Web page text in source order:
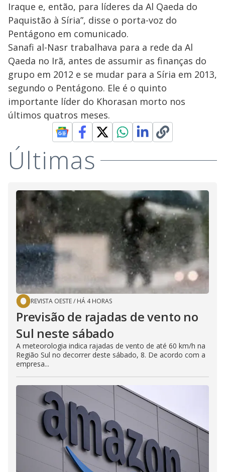
Iraque e, então, para líderes da Al Qaeda do
Paquistão à Síria”, disse o porta-voz do
Pentágono em comunicado.
Sanafi al-Nasr trabalhava para a rede da Al
Qaeda no Irã, antes de assumir as finanças do
grupo em 2012 e se mudar para a Síria em 2013,
segundo o Pentágono. Ele é o quinto
importante líder do Khorasan morto nos
últimos quatros meses.
Últimas
REVISTA OESTE/ HÁ 4 HORAS
Previsão de rajadas de vento no
Sul neste sábado
A meteorologia indica rajadas de vento de até 60 km/h na
Região Sul no decorrer deste sábado, 8. De acordo com a
empresa...